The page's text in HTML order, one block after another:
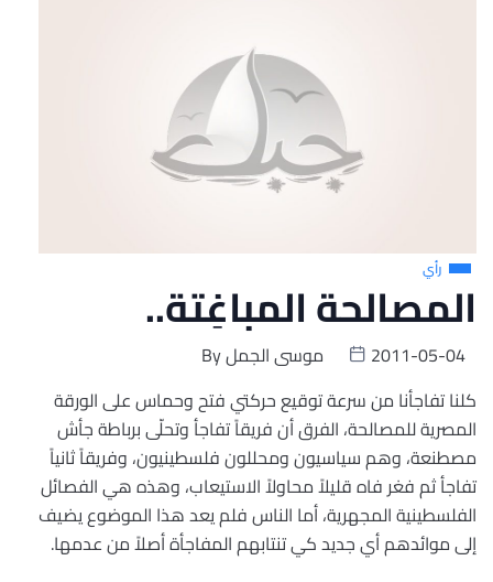
رأي
المصالحة المباغِتة..
Byموسى الجمل
2011-05-04
كلنا تفاجأنا من سرعة توقيع حركتي فتح وحماس على الورقة
المصرية للمصالحة، الفرق أن فريقاً تفاجأ وتحلّى برباطة جأش
مصطنعة، وهم سياسيون ومحللون فلسطينيون، وفريقاً ثانياً
تفاجأ ثم فغر فاه قليلاً محاولاً الاستيعاب، وهذه هي الفصائل
الفلسطينية المجهرية، أما الناس فلم يعد هذا الموضوع يضيف
إلى موائدهم أي جديد كي تنتابهم المفاجأة أصلاً من عدمها.